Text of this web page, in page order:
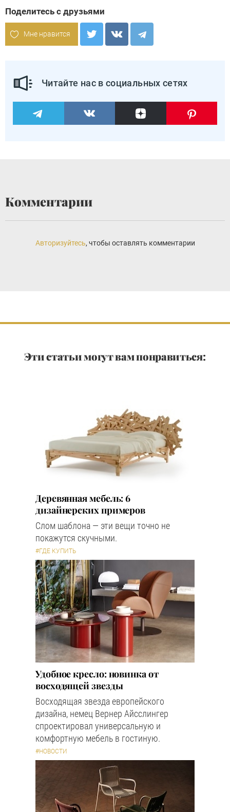
Поделитесь с друзьями
Мне нравится
Читайте нас в социальных сетях
Комментарии
Авторизуйтесь, чтобы оставлять комментарии
Эти статьи могут вам понравиться:
Деревянная мебель: 6
дизайнерских примеров
Слом шаблона — эти вещи точно не
покажутся скучными.
#ГДЕ КУПИТЬ
Удобное кресло: новинка от
восходящей звезды
Восходящая звезда европейского
дизайна, немец Вернер Айсслингер
спроектировал универсальную и
комфортную мебель в гостиную.
#НОВОСТИ